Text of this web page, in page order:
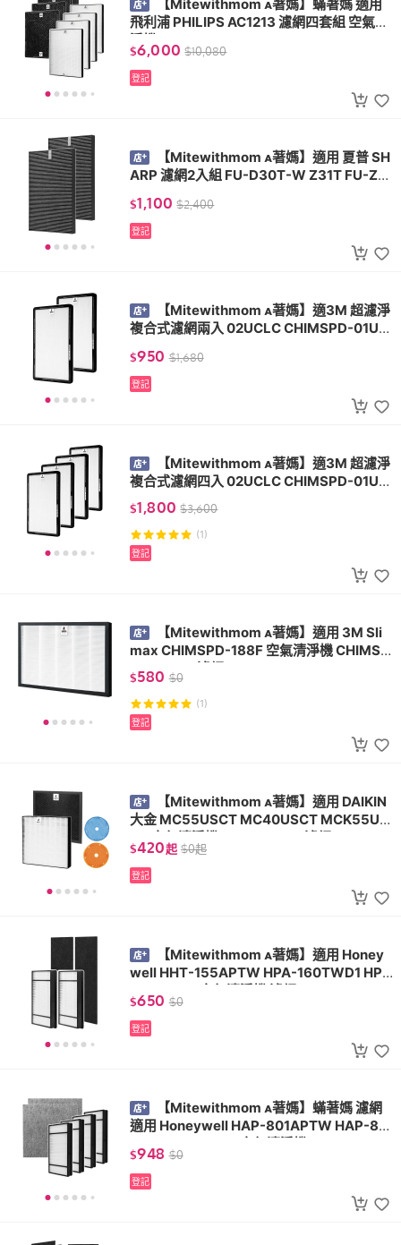
【Mitewithmom 著媽】蟎著媽 適用
飛利浦 PHILIPS AC1213 濾網四套組 空氣清
淨機 FY1410 FY1413
$6,000 $10,080
登記
【Mitewithmom 著媽】適用 夏普 SH
ARP 濾網2入組 FU-D30T-W Z31T FU-Z3
$1,100 $2,400
登記
【Mitewithmom 著媽】適3M 超濾淨
複合式濾網兩入 02UCLC CHIMSPD-01UC
$950 $1,680
登記
【Mitewithmom 著媽】適3M 超濾淨
複合式濾網四入 02UCLC CHIMSPD-01UC
RC-1 CHIMSPD-01/02UCF-CA
$1,800 $3,600
(1)
登記
【Mitewithmom 著媽】適用 3M Sli
max CHIMSPD-188F 空氣清淨機 CHIMSP
D-188WH 濾網
$580 $0
(1)
登記
【Mitewithmom 著媽】適用 DAIKIN
大金 MC55USCT MC40USCT MCK55US
CT 空氣清淨機 KAFP080B4 濾網
$420起 $0起
登記
【Mitewithmom 著媽】適用 Honey
well HHT-155APTW HPA-160TWD1 HPA
-162WTW 空氣清淨機 濾網
$650 $0
登記
【Mitewithmom 著媽】蟎著媽 濾網
適用 Honeywell HAP-801APTW HAP-80
2WTW HAP-801 空氣清淨機
$948 $0
登記